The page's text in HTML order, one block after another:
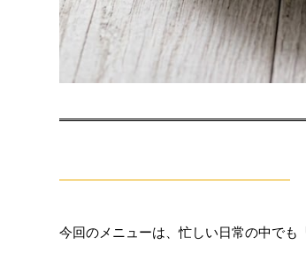
今回のメニューは、忙しい日常の中でも